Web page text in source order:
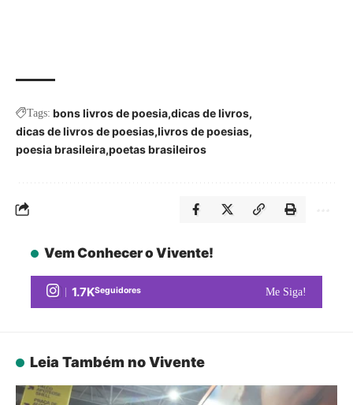
Tags: bons livros de poesia dicas de livros
dicas de livros de poesias livros de poesias
poesia brasileira poetas brasileiros
Vem Conhecer o Vivente!
1.7KSeguidores Me Siga!
Leia Também no Vivente